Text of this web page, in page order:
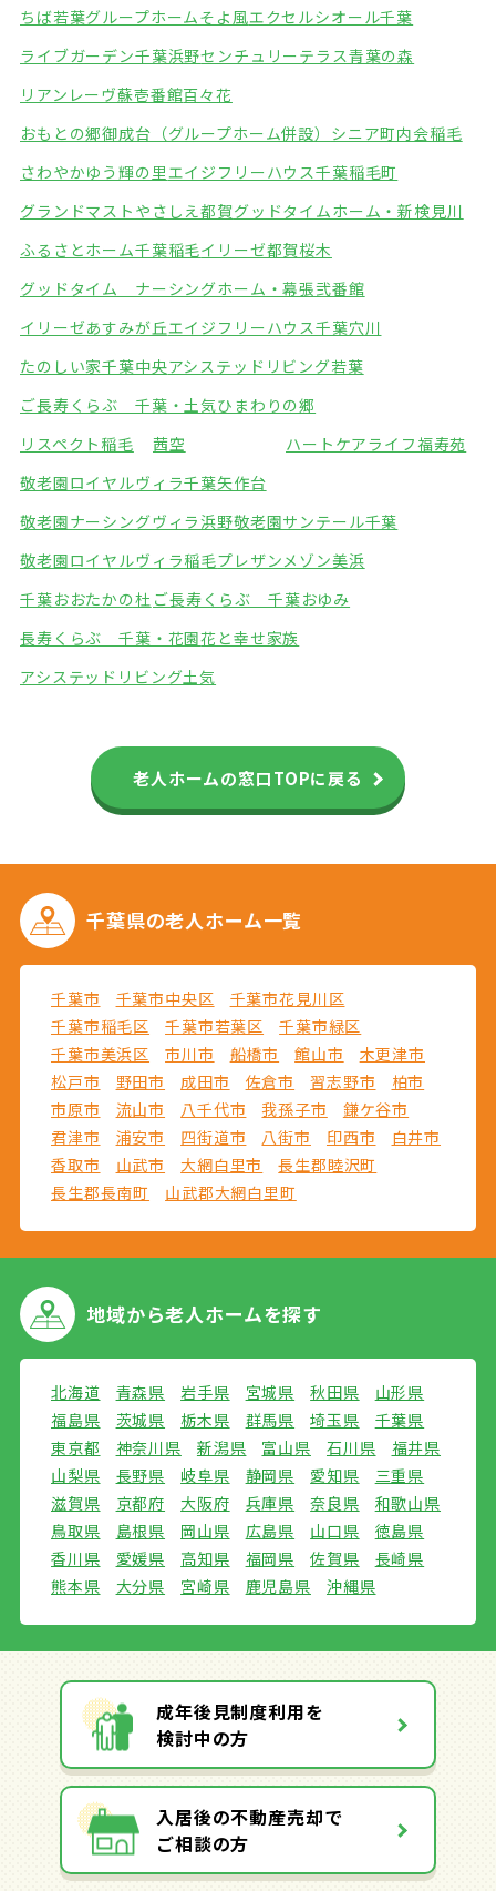
ちば若葉グループホームそよ風エクセルシオール千葉
ライブガーデン千葉浜野センチュリーテラス青葉の森
リアンレーヴ蘇壱番館百々花
おもとの郷御成台（グループホーム併設） シニア町内会稲毛
さわやかゆう輝の里エイジフリーハウス千葉稲毛町
グランドマストやさしえ都賀グッドタイムホーム・新検見川
ふるさとホーム千葉稲毛イリーゼ都賀桜木
グッドタイム ナーシングホーム・幕張弐番館
イリーゼあすみが丘エイジフリーハウス千葉穴川
たのしい家千葉中央アシステッドリビング若葉
ご長寿くらぶ 千葉・土気ひまわりの郷
リスペクト稲毛
茜空
ハートケアライフ福寿苑
敬老園ロイヤルヴィラ千葉矢作台
敬老園ナーシングヴィラ浜野敬老園サンテール千葉
敬老園ロイヤルヴィラ稲毛プレザンメゾン美浜
千葉おおたかの杜 ご長寿くらぶ 千葉おゆみ
長寿くらぶ 千葉・花園花と幸せ家族
アシステッドリビング土気
老人ホームの窓口TOPに戻る
千葉県の老人ホーム一覧
千葉市 千葉市中央区
千葉市花見川区
千葉市稲毛区
千葉市若葉区
千葉市緑区
千葉市美浜区
市川市 船橋市 館山市
木更津市
松戸市
野田市 成田市 佐倉市 習志野市
柏市
市原市
流山市 八千代市 我孫子市
鎌ケ谷市
君津市
浦安市 四街道市 八街市 印西市
白井市
香取市
山武市 大網白里市
長生郡睦沢町
長生郡長南町
山武郡大網白里町
地域から老人ホームを探す
北海道 青森県 岩手県 宮城県 秋田県
山形県
福島県
茨城県 栃木県 群馬県 埼玉県
千葉県
東京都
神奈川県 新潟県 富山県 石川県
福井県
山梨県
長野県 岐阜県 静岡県 愛知県
三重県
滋賀県
京都府 大阪府 兵庫県 奈良県
和歌山県
鳥取県
島根県 岡山県 広島県 山口県
徳島県
香川県
愛媛県 高知県 福岡県 佐賀県
長崎県
熊本県
大分県 宮崎県 鹿児島県 沖縄県
成年後見制度利用を
検討中の方
入居後の不動産売却で
ご相談の方